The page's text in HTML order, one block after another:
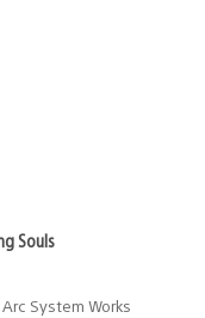
Souls
System Works